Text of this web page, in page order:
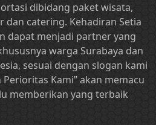
dibidang paket wisata,
dan catering. Kehadiran Setia
dapat menjadi partner yang
warga Surabaya dan
sesuai dengan slogan kami
Perioritas Kami” akan memacu
memberikan yang terbaik